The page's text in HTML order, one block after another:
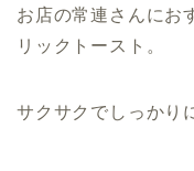
お店の常連さんにお
リックトースト。
サクサクでしっかり